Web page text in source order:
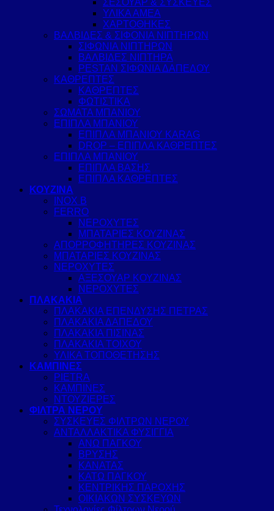
ΣΕΣΟΥΑΡ & ΣΥΣΚΕΥΕΣ
ΥΛΙΚΑ ΑΜΕΑ
ΧΑΡΤΟΘΗΚΕΣ
ΒΑΛΒΙΔΕΣ & ΣΙΦΟΝΙΑ ΝΙΠΤΗΡΩΝ
ΣΙΦΩΝΙΑ ΝΙΠΤΗΡΩΝ
ΒΑΛΒΙΔΕΣ ΝΙΠΤΗΡΑ
PESTAN ΣΙΦΩΝΙΑ ΔΑΠΕΔΟΥ
ΚΑΘΡΕΠΤΕΣ
ΚΑΘΡΕΠΤΕΣ
ΦΩΤΙΣΤΙΚΑ
ΣΩΜΑΤΑ ΜΠΑΝΙΟΥ
ΕΠΙΠΛΑ ΜΠΑΝΙΟΥ
ΕΠΙΠΛΑ ΜΠΑΝΙΟΥ KARAG
DROP – ΕΠΙΠΛΑ ΚΑΘΡΕΠΤΕΣ
ΕΠΙΠΛΑ ΜΠΑΝΙΟΥ
ΕΠΙΠΛΑ ΒΑΣΗΣ
ΕΠΙΠΛΑ ΚΑΘΡΕΠΤΕΣ
ΚΟΥΖΙΝΑ
INOX B
FERRO
ΝΕΡΟΧΥΤΕΣ
ΜΠΑΤΑΡΙΕΣ ΚΟΥΖΙΝΑΣ
ΑΠΟΡΡΟΦΗΤΗΡΕΣ ΚΟΥΖΙΝΑΣ
ΜΠΑΤΑΡΙΕΣ ΚΟΥΖΙΝΑΣ
ΝΕΡΟΧΥΤΕΣ
ΑΞΕΣΟΥΑΡ ΚΟΥΖΙΝΑΣ
ΝΕΡΟΧΥΤΕΣ
ΠΛΑΚΑΚΙΑ
ΠΛΑΚΑΚΙΑ ΕΠΕΝΔΥΣΗΣ ΠΕΤΡΑΣ
ΠΛΑΚΑΚΙΑ ΔΑΠΕΔΟΥ
ΠΛΑΚΑΚΙΑ ΠΙΣΙΝΑΣ
ΠΛΑΚΑΚΙΑ ΤΟΙΧΟΥ
ΥΛΙΚΑ ΤΟΠΟΘΕΤΗΣΗΣ
ΚΑΜΠΙΝΕΣ
PIETRA
ΚΑΜΠΙΝΕΣ
ΝΤΟΥΖΙΕΡΕΣ
ΦΙΛΤΡΑ ΝΕΡΟΥ
ΣΥΣΚΕΥΕΣ ΦΙΛΤΡΩΝ ΝΕΡΟΥ
ΑΝΤΑΛΛΑΚΤΙΚΑ ΦΥΣΙΓΓΙΑ
ΑΝΩ ΠΑΓΚΟΥ
ΒΡΥΣΗΣ
ΚΑΝΑΤΑΣ
ΚΑΤΩ ΠΑΓΚΟΥ
ΚΕΝΤΡΙΚΗΣ ΠΑΡΟΧΗΣ
ΟΙΚΙΑΚΩΝ ΣΥΣΚΕΥΩΝ